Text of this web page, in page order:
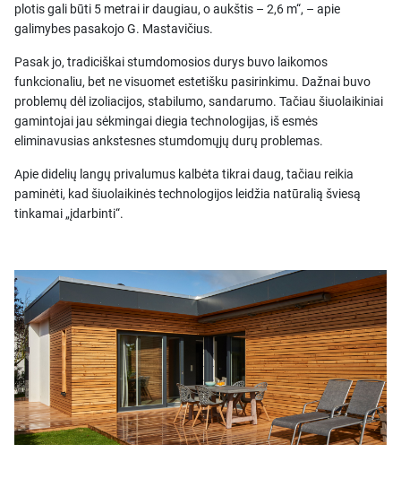
plotis gali būti 5 metrai ir daugiau, o aukštis – 2,6 m“, – apie
galimybes pasakojo G. Mastavičius.
Pasak jo, tradiciškai stumdomosios durys buvo laikomos
funkcionaliu, bet ne visuomet estetišku pasirinkimu. Dažnai buvo
problemų dėl izoliacijos, stabilumo, sandarumo. Tačiau šiuolaikiniai
gamintojai jau sėkmingai diegia technologijas, iš esmės
eliminavusias ankstesnes stumdomųjų durų problemas.
Apie didelių langų privalumus kalbėta tikrai daug, tačiau reikia
paminėti, kad šiuolaikinės technologijos leidžia natūralią šviesą
tinkamai „įdarbinti“.